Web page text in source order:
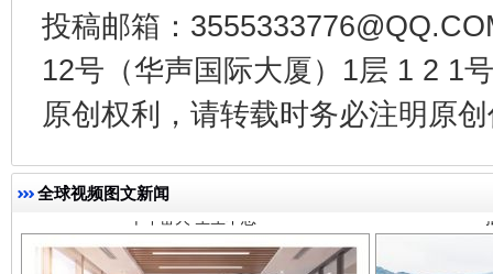
投稿邮箱：
12号（华声国际大厦）1层 1 2 1
原创权利，请转载时务必注明原
全球视频图文新闻
千年窑火 生生不息 一